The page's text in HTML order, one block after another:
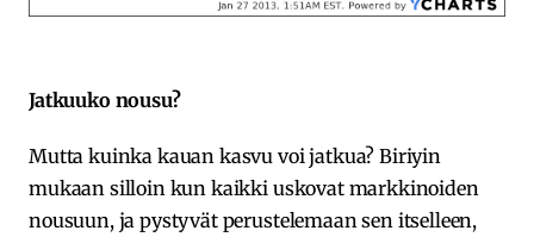
Jatkuuko nousu?
Mutta kuinka kauan kasvu voi jatkua? Biriyin
mukaan silloin kun kaikki uskovat markkinoiden
nousuun, ja pystyvät perustelemaan sen itselleen,